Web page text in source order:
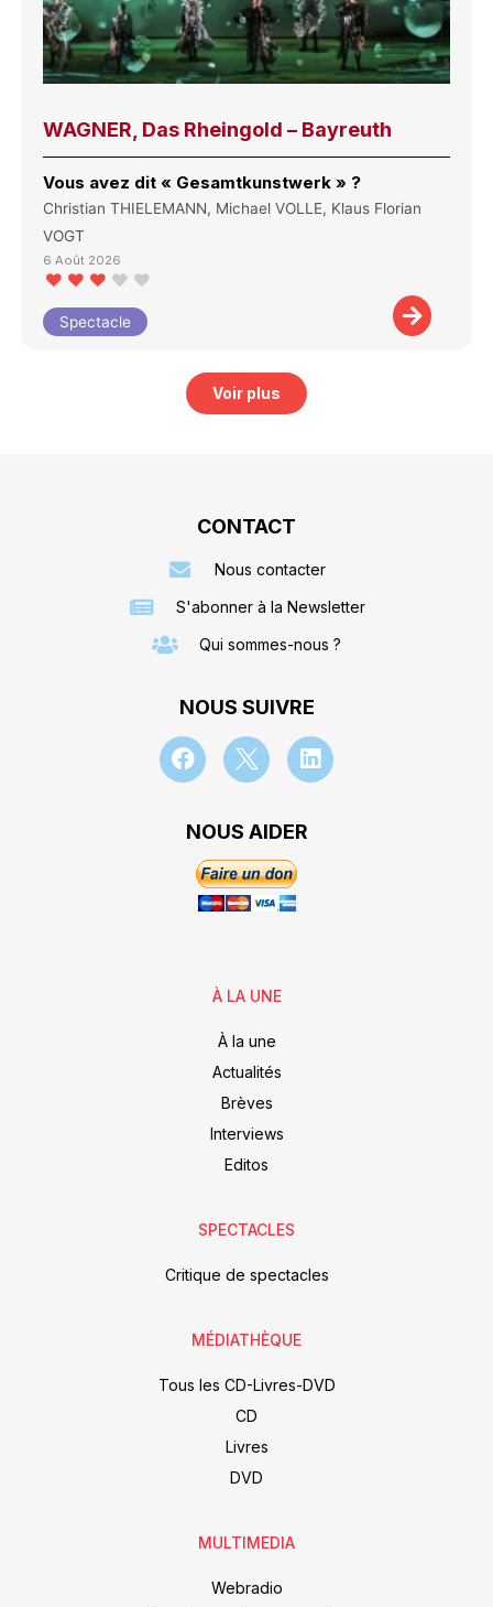
WAGNER, Das Rheingold – Bayreuth
Vous avez dit « Gesamtkunstwerk » ?
Christian THIELEMANN, Michael VOLLE, Klaus Florian
VOGT
6 Août 2026
Spectacle
Voir plus
CONTACT
Nous contacter
S'abonner à la Newsletter
Qui sommes-nous ?
NOUS SUIVRE
NOUS AIDER
À LA UNE
À la une
Actualités
Brèves
Interviews
Editos
SPECTACLES
Critique de spectacles
MÉDIATHÈQUE
Tous les CD-Livres-DVD
CD
Livres
DVD
MULTIMEDIA
Webradio